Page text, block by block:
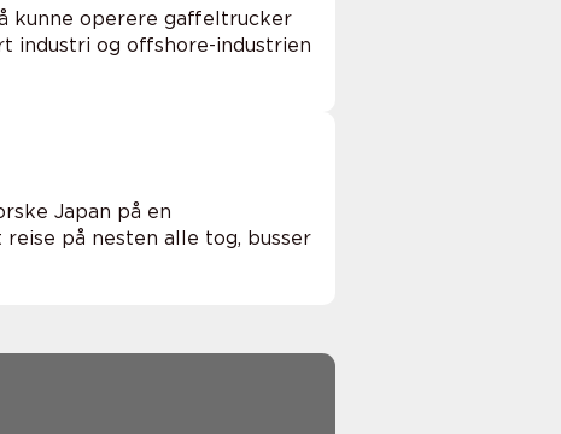
kunne operere gaffeltrucker
industri og offshore-industrien
Japan på en
på nesten alle tog, busser